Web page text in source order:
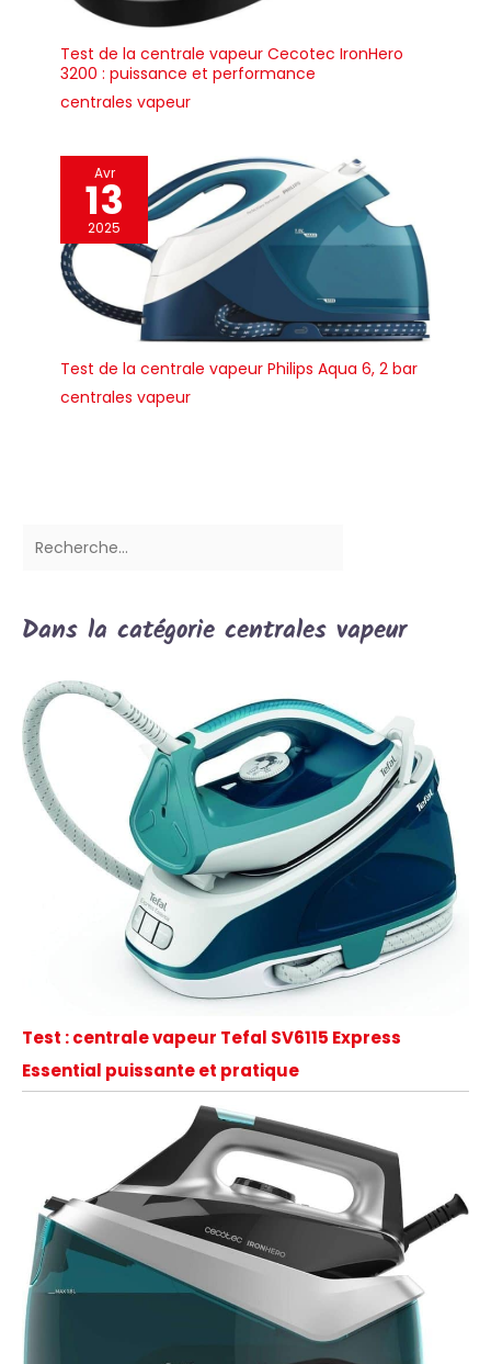
Test de la centrale vapeur Cecotec IronHero
3200 : puissance et performance
centrales vapeur
Avr
13
2025
Test de la centrale vapeur Philips Aqua 6, 2 bar
centrales vapeur
Dans la catégorie centrales vapeur
Test : centrale vapeur Tefal SV6115 Express
Essential puissante et pratique